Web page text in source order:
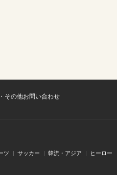
その他お問い合わせ
ツ サッカー 韓流・アジア ヒーロー